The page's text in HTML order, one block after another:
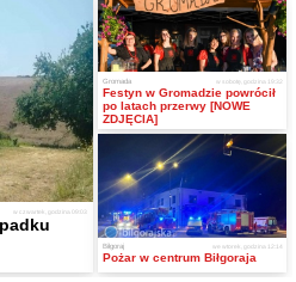
w czwartek, godzina 09:03
w sobotę, godzina 19:32
Gromada
Festyn w Gromadzie powrócił
po latach przerwy [NOWE
ZDJĘCIA]
we wtorek, godzina 12:14
Biłgoraj
Pożar w centrum Biłgoraja